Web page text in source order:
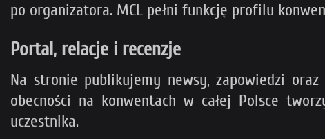
po organizatora. MCL pełni funkcję profilu
Portal, relacje i recenzje
Na stronie publikujemy newsy, zapowiedzi oraz
obecności na konwentach w całej Polsce
uczestnika.